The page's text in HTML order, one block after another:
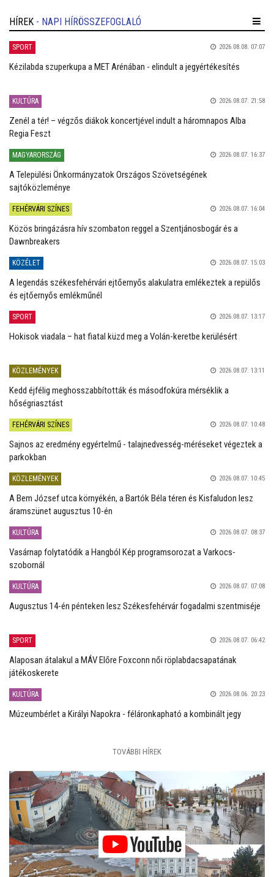
HÍREK - NAPI HÍRÖSSZEFOGLALÓ
SPORT 2026.08.08. 07:07
Kézilabda szuperkupa a MET Arénában - elindult a jegyértékesítés
KULTÚRA 2026.08.07. 21:58
Zenél a tér! – végzős diákok koncertjével indult a háromnapos Alba
Regia Feszt
MAGYARORSZÁG 2026.08.07. 16:37
A Települési Önkormányzatok Országos Szövetségének
sajtóközleménye
FEHÉRVÁRI SZÍNES 2026.08.07. 16:04
Közös bringázásra hív szombaton reggel a Szentjánosbogár és a
Dawnbreakers
KÖZÉLET 2026.08.07. 15:03
A legendás székesfehérvári ejtőernyős alakulatra emlékeztek a repülős
és ejtőernyős emlékműnél
SPORT 2026.08.07. 13:17
Hokisok viadala – hat fiatal küzd meg a Volán-keretbe kerülésért
KÖZLEMÉNYEK 2026.08.07. 13:11
Kedd éjfélig meghosszabbították és másodfokúra mérséklik a
hőségriasztást
FEHÉRVÁRI SZÍNES 2026.08.07. 10:48
Sajnos az eredmény egyértelmű - talajnedvesség-méréseket végeztek a
parkokban
KÖZLEMÉNYEK 2026.08.07. 10:45
A Bem József utca környékén, a Bartók Béla téren és Kisfaludon lesz
áramszünet augusztus 10-én
KULTÚRA 2026.08.07. 08:37
Vasárnap folytatódik a Hangból Kép programsorozat a Varkocs-
szobornál
KULTÚRA 2026.08.07. 07:08
Augusztus 14-én pénteken lesz Székesfehérvár fogadalmi szentmiséje
SPORT 2026.08.07. 06:42
Alaposan átalakul a MÁV Előre Foxconn női röplabdacsapatának
játékoskerete
KULTÚRA 2026.08.06. 20:23
Múzeumbérlet a Királyi Napokra - féláronkapható a kombinált jegy
TOVÁBBI HÍREK